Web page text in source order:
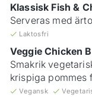
Klassisk Fish &
Serveras med
Laktosfri
Veggie Chicken
Smakrik
krispiga pommes
Vegansk